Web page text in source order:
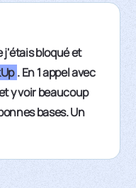
j'étais bloqué et
. En 1 appel avec
y voir beaucoup
bases. Un